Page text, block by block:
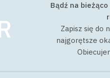
Bądź na
Zapisz się do
najgorętsze